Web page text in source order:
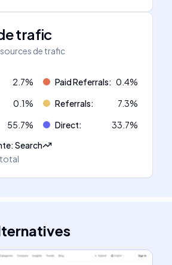
trafic
de trafic
2.7% Paid Referrals: 0.4%
0.1% Referrals: 7.3%
55.7% Direct: 33.7%
:Search